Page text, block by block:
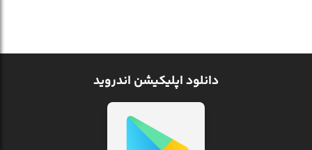
دانلود اپلیکیشن اندروید